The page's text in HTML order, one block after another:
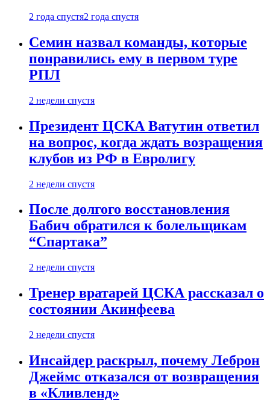
2 года спустя2 года спустя
Семин назвал команды, которые
понравились ему в первом туре
РПЛ
2 недели спустя
Президент ЦСКА Ватутин ответил
на вопрос, когда ждать возращения
клубов из РФ в Евролигу
2 недели спустя
После долгого восстановления
Бабич обратился к болельщикам
“Спартака”
2 недели спустя
Тренер вратарей ЦСКА рассказал о
состоянии Акинфеева
2 недели спустя
Инсайдер раскрыл, почему Леброн
Джеймс отказался от возвращения
в «Кливленд»